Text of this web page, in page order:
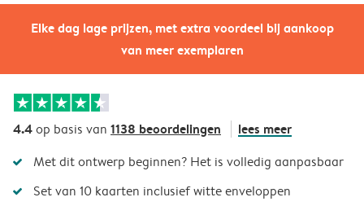
Elke dag lage prijzen, met extra voordeel bij aankoop
van meer exemplaren
4.4op basis van 1138 beoordelingen lees meer
Met dit ontwerp beginnen? Het is volledig aanpasbaar
Set van 10 kaarten inclusief witte enveloppen